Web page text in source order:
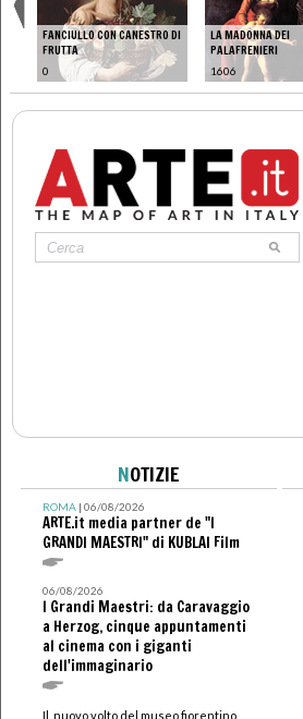
FANCIULLO CON CANESTRO DI
FRUTTA
0
LA MADONNA DEI
PALAFRENIERI
1606
NOTIZIE
ROMA| 06/08/2026
ARTE.it media partner de "I
GRANDI MAESTRI" di KUBLAI Film
06/08/2026
I Grandi Maestri: da Caravaggio
a Herzog, cinque appuntamenti
al cinema con i giganti
dell'immaginario
Il nuovo volto del museo fiorentino